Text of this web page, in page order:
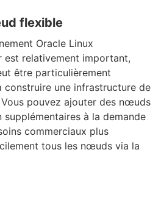
flexible
Oracle Linux
est relativement important,
être particulièrement
construire une infrastructure de
pouvez ajouter des nœuds
supplémentaires à la demande
commerciaux plus
tous les nœuds via la